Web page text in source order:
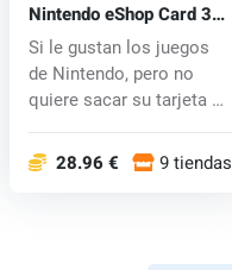
Nintendo eShop Card 35
EUR
Si le gustan los juegos
de Nintendo, pero no
quiere sacar su tarjeta de
28.96 € 9 tiendas